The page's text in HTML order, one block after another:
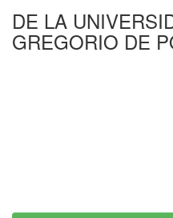
DE LA
GREGORIO DE